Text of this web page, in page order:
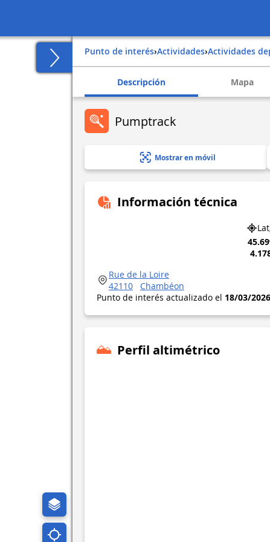
Punto de interés› Actividades› Actividades
Descripción Mapa
Pumptrack
Mostrar en móvil
Información técnica
Rue de la Loire
42110
Chambéon
Punto de interés actualizado el 18/03/2026
Perfil altimétrico